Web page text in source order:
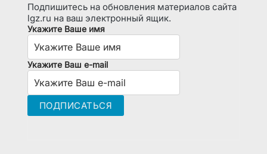
Подпишитесь на обновления материалов сайта
lgz.ru на ваш электронный ящик.
Укажите Ваше имя
Укажите Ваш e-mail